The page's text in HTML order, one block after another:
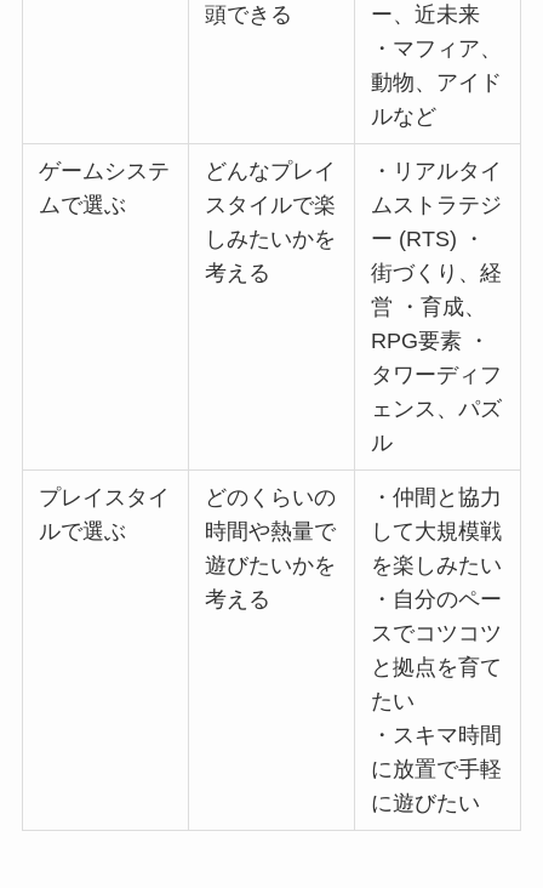
頭できる
ー、近未来
・マフィア、
動物、アイド
ルなど
ゲームシステ
ムで選ぶ
どんなプレイ
スタイルで楽
しみたいかを
考える
・リアルタイ
ムストラテジ
ー (RTS) ・
街づくり、経
営 ・育成、
RPG要素 ・
タワーディフ
ェンス、パズ
ル
プレイスタイ
ルで選ぶ
どのくらいの
時間や熱量で
遊びたいかを
考える
・仲間と協力
して大規模戦
を楽しみたい
・自分のペー
スでコツコツ
と拠点を育て
たい
・スキマ時間
に放置で手軽
に遊びたい